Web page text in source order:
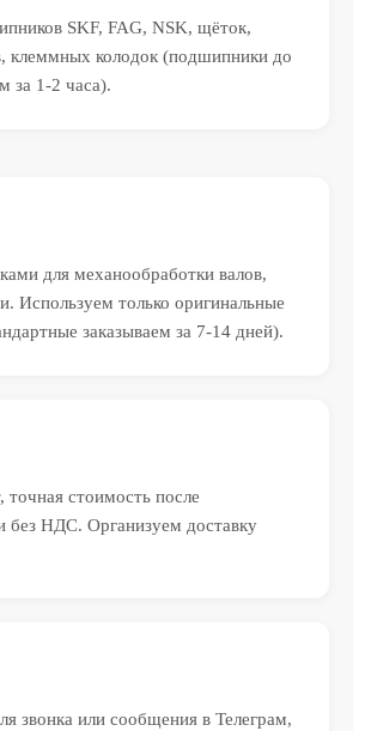
SKF, FAG, NSK, щёток,
клеммных колодок (подшипники до
за 1-2 часа).
для механообработки валов,
только оригинальные
заказываем за 7-14 дней).
стоимость после
без НДС. Организуем доставку
звонка или сообщения в Телеграм,